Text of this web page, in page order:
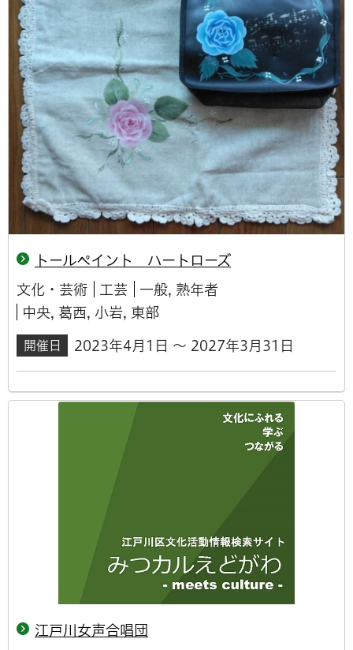
トールペイント ハートローズ
文化・芸術 工芸
一般, 熟年者
中央, 葛西, 小岩, 東部
開催日 2023年4月1日 ～ 2027年3月31日
江戸川女声合唱団